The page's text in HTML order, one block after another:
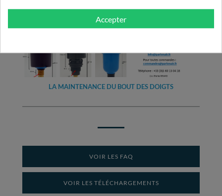
LA MAINTENANCE DU BOUT DES DOIGTS
VOIR LES FAQ
VOIR LES TÉLÉCHARGEMENTS
Accepter